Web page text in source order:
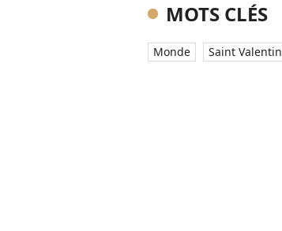
MOTS CLÉS
Monde Saint Valentin